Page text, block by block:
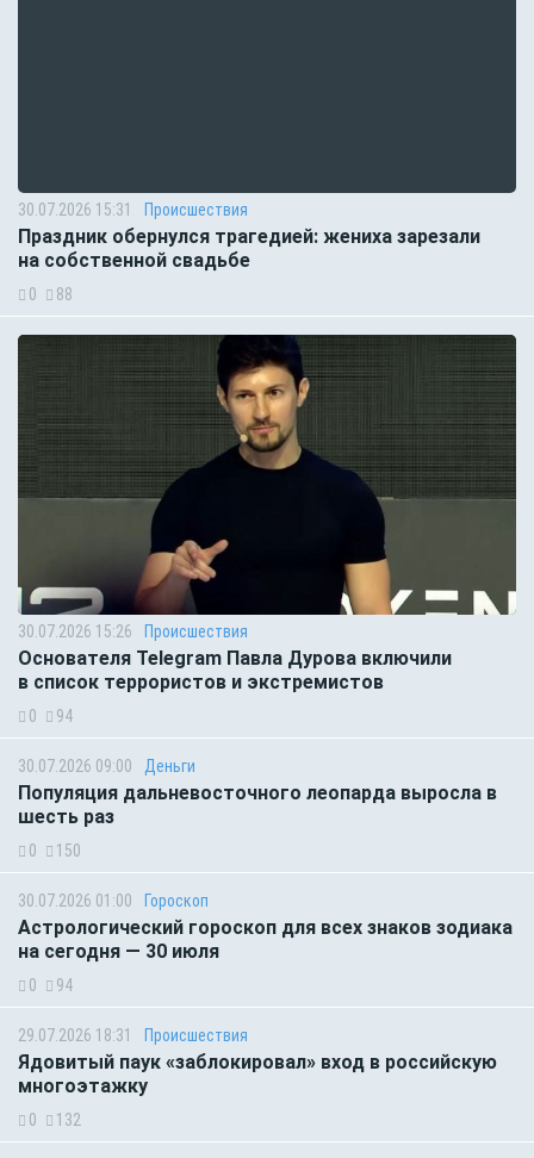
30.07.2026 15:31 Происшествия
Праздник обернулся трагедией: жениха зарезали
на собственной свадьбе
0 88
30.07.2026 15:26 Происшествия
Основателя Telegram Павла Дурова включили
в список террористов и экстремистов
0 94
30.07.2026 09:00 Деньги
Популяция дальневосточного леопарда выросла в
шесть раз
0 150
30.07.2026 01:00 Гороскоп
Астрологический гороскоп для всех знаков зодиака
на сегодня — 30 июля
0 94
29.07.2026 18:31 Происшествия
Ядовитый паук «заблокировал» вход в российскую
многоэтажку
0 132